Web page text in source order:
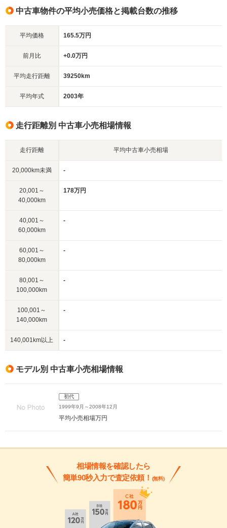
中古車物件の平均小売価格と掲載台数の推移
平均価格 165.5万円
前月比 +0.0万円
平均走行距離 39250km
平均年式 2003年
走行距離別 中古車小売相場情報
走行距離 平均中古車小売相場
20,000km未満 -
20,001～
40,000km
178万円
40,001～
60,000km
-
60,001～
80,000km
-
80,001～
100,000km
-
100,001～
140,000km
-
140,001km以上 -
モデル別 中古車小売相場情報
初代
1999年9月～2008年12月
平均小売相場万円
相場情報を確認したら
簡単90秒入力で査定依頼！ (無料)